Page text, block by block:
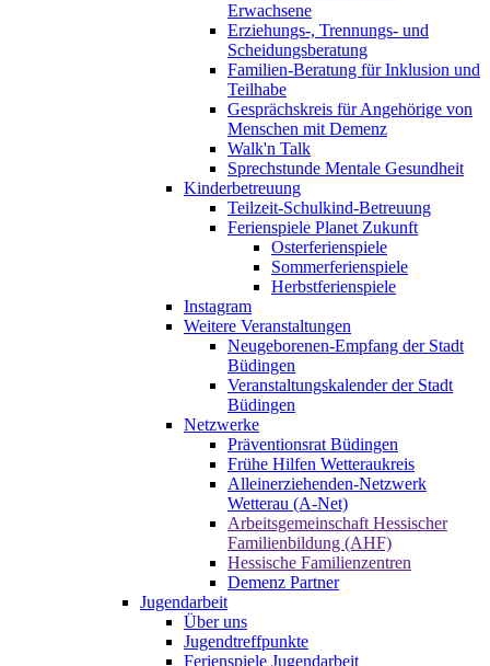
Erwachsene
Erziehungs-, Trennungs- und
Scheidungsberatung
Familien-Beratung für Inklusion und
Teilhabe
Gesprächskreis für Angehörige von
Menschen mit Demenz
Walk'n Talk
Sprechstunde Mentale Gesundheit
Kinderbetreuung
Teilzeit-Schulkind-Betreuung
Ferienspiele Planet Zukunft
Osterferienspiele
Sommerferienspiele
Herbstferienspiele
Instagram
Weitere Veranstaltungen
Neugeborenen-Empfang der Stadt
Büdingen
Veranstaltungskalender der Stadt
Büdingen
Netzwerke
Präventionsrat Büdingen
Frühe Hilfen Wetteraukreis
Alleinerziehenden-Netzwerk
Wetterau (A-Net)
Arbeitsgemeinschaft Hessischer
Familienbildung (AHF)
Hessische Familienzentren
Demenz Partner
Jugendarbeit
Über uns
Jugendtreffpunkte
Ferienspiele Jugendarbeit